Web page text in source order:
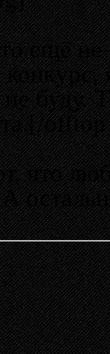
ещё не
буду.
что